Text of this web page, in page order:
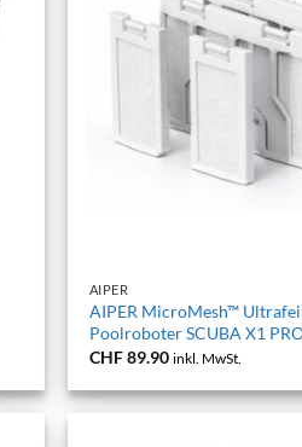
AIPER
AIPER MicroMesh™
Poolroboter SCUBA X1
CHF89.90 inkl. MwSt.